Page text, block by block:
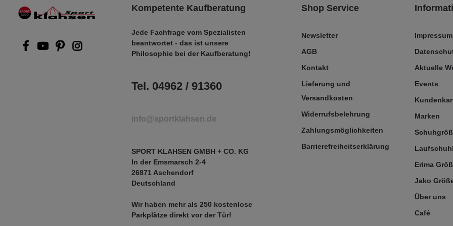
Kompetente Kaufberatung
Jede Fachfrage vom Spezialisten
beantwortet - das ist unsere
Philosophie bei der Kaufberatung!
Tel. 04962 / 91360
info@sportklahsen.de
SPORT KLAHSEN GMBH + CO. KG
In der Emsmarsch 2-4
26871 Aschendorf
Deutschland
Wir haben mehr als 250 kostenlose
Parkplätze direkt vor der Tür!
Shop Service
Newsletter
AGB
Kontakt
Lieferung und
Versandkosten
Widerrufsbelehrung
Zahlungsmöglichkeiten
Barrierefreiheitserklärung
Impressum
Aktuelle
Events
Marken
Erima
Jako
Über uns
Café